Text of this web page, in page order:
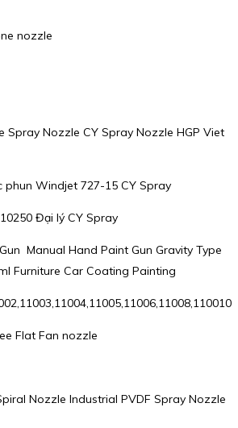
nozzle
Spray Nozzle CY Spray Nozzle HGP Viet
phun Windjet 727-15 CY Spray
Đại lý CY Spray
Manual Hand Paint Gun Gravity Type
Furniture Car Coating Painting
Flat Fan nozzle
Nozzle Industrial PVDF Spray Nozzle